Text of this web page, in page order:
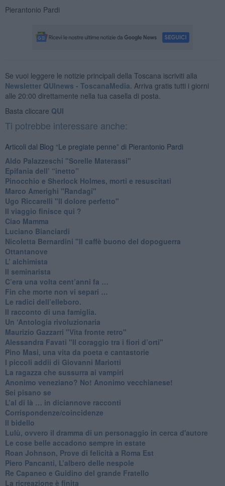
Pierantonio Pardi
Se vuoi leggere le notizie principali della Toscana iscriviti alla
Newsletter QUInews - ToscanaMedia. Arriva gratis tutti i giorni
alle 20:00 direttamente nella tua casella di posta.
Basta cliccare QUI
Ti potrebbe interessare anche:
Articoli dal Blog “Le pregiate penne” di Pierantonio Pardi
​Aldo Palazzeschi "Sorelle Materassi"
​Epifania dell’ “inetto”
Pinocchio e Sherlock Holmes, morti e resuscitati
​Marco Amerighi "Randagi"
Ugo Riccarelli "Il dolore perfetto"
​Il viaggio finisce qui ?
​Ciao Mamma
​Luciano Bianciardi
​Nicoletta Bernardini "Il caffè buono del dopoguerra
​Ottantanove
​L’ alchimista
Il seminarista
​C’era una volta cent’anni fa …
​Fin che morte non vi separi …
​Le radici dell’elleboro.
​Il racconto di una famiglia.
Un ‘Antologia rivoluzionaria
​Maurizio Gazzarri "Vita fronte retro"
​Alessandra Favati "Il coraggio tra i fiori d’orti"
​Pino Masi, una vita da poeta e cantastorie
​I piccoli addii di Giovanni Mariotti
​La ragazza che sussurra ai vampiri
​Anonimo veneziano? No! Anonimo vecchianese!
​Sei pisano se
​L’al di là … in diciannove racconti
Corrispondenze/coincidenze
Il bidello
Lulù, ovvero il dramma di un personaggio in cerca d'autore
Le cose belle accadono sempre in estate
Roan Johnson, Prove di felicità a Roma Est
Piero Pancanti, L’albero delle nespole
Re Capaneo e Guidino del grande Fratello
La ricreazione è finita